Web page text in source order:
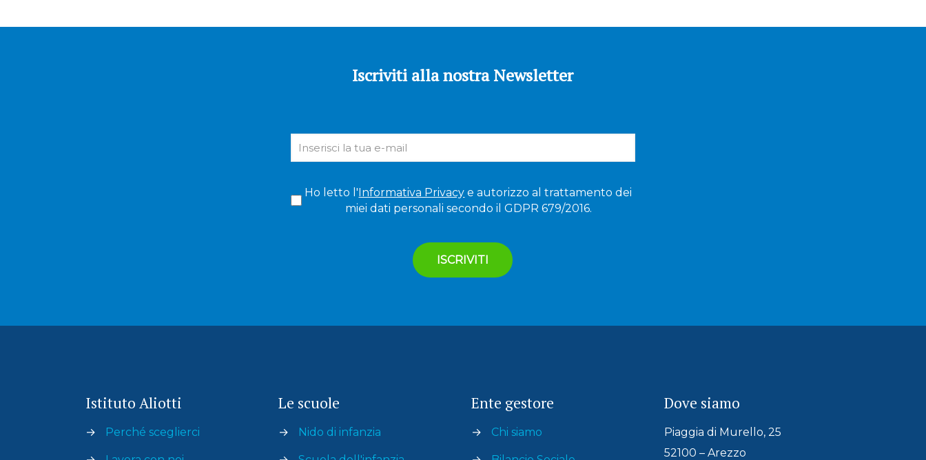
Iscriviti alla nostra Newsletter
Ho letto l'Informativa Privacy e autorizzo al trattamento dei
miei dati personali secondo il GDPR 679/2016.
Istituto Aliotti
→ Perché sceglierci
Le scuole
→ Nido di infanzia
Ente gestore
→ Chi siamo
Dove siamo
Piaggia di Murello, 25
52100 – Arezzo